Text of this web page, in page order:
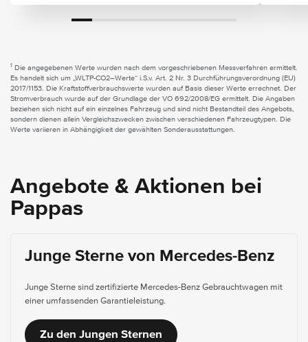
1
Die angegebenen Werte wurden nach dem vorgeschriebenen Messverfahren ermittelt.
Es handelt sich um „WLTP-CO2–Werte“ i.S.v. Art. 2 Nr. 3 Durchführungsverordnung (EU)
2017/1153. Die Kraftstoffverbrauchswerte wurden auf Basis dieser Werte errechnet. Der
Stromverbrauch wurde auf der Grundlage der VO 692/2008/EG ermittelt. Die Angaben
beziehen sich nicht auf ein einzelnes Fahrzeug und sind nicht Bestandteil des Angebots,
sondern dienen allein Vergleichszwecken zwischen verschiedenen Fahrzeugtypen. Die
Werte variieren in Abhängigkeit der gewählten Sonderausstattungen.
Angebote & Aktionen bei
Pappas
Junge Sterne von Mercedes-Benz
Junge Sterne sind zertifizierte Mercedes-Benz Gebrauchtwagen mit
einer umfassenden Garantieleistung.
Zu den Jungen Sternen